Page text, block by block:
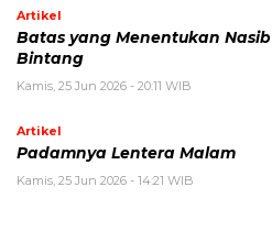
Artikel
Batas yang Menentukan Nasib
Bintang
Kamis, 25 Jun 2026 - 20:11 WIB
Artikel
Padamnya Lentera Malam
Kamis, 25 Jun 2026 - 14:21 WIB